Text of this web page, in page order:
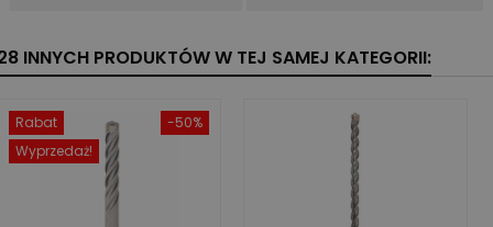
INNYCH PRODUKTÓW W TEJ SAMEJ KATEGORII:
-50%
Rabat
Wyprzedaż!